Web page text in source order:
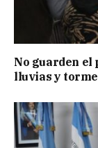
No guarden el
lluvias y